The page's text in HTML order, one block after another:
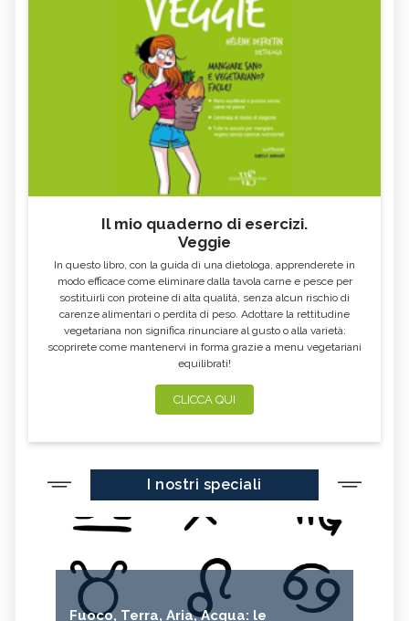
Il mio quaderno di esercizi.
Veggie
In questo libro, con la guida di una dietologa, apprenderete in
modo efficace come eliminare dalla tavola carne e pesce per
sostituirli con proteine di alta qualità, senza alcun rischio di
carenze alimentari o perdita di peso. Adottare la rettitudine
vegetariana non significa rinunciare al gusto o alla varietà:
scoprirete come mantenervi in forma grazie a menu vegetariani
equilibrati!
CLICCA QUI
I nostri speciali
Fuoco, Terra, Aria, Acqua: le